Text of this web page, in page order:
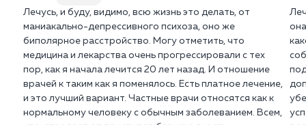
Лечусь, и буду, видимо, всю жизнь это делать, от
маниакально-депрессивного психоза, оно же
биполярное расстройство. Могу отметить, что
медицина и лекарства очень прогрессировали с тех
пор, как я начала лечится 20 лет назад. И отношение
врачей к таким как я поменялось. Есть платное лечение,
и это лучший вариант. Частные врачи относятся как к
нормальному человеку с обычным заболеванием. Всем,